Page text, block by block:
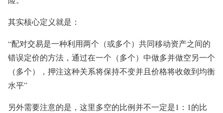
其实核心定义就是：
“配对交易是一种利用两个（或多个）共同移动资产之间的
错误定价的方法，通过在一个（多个）中做多并做空另一个
（多个），押注这种关系将保持不变并且价格将收敛到均衡
水平”
另外需要注意的是，这里多空的比例并不一定是1：1的比